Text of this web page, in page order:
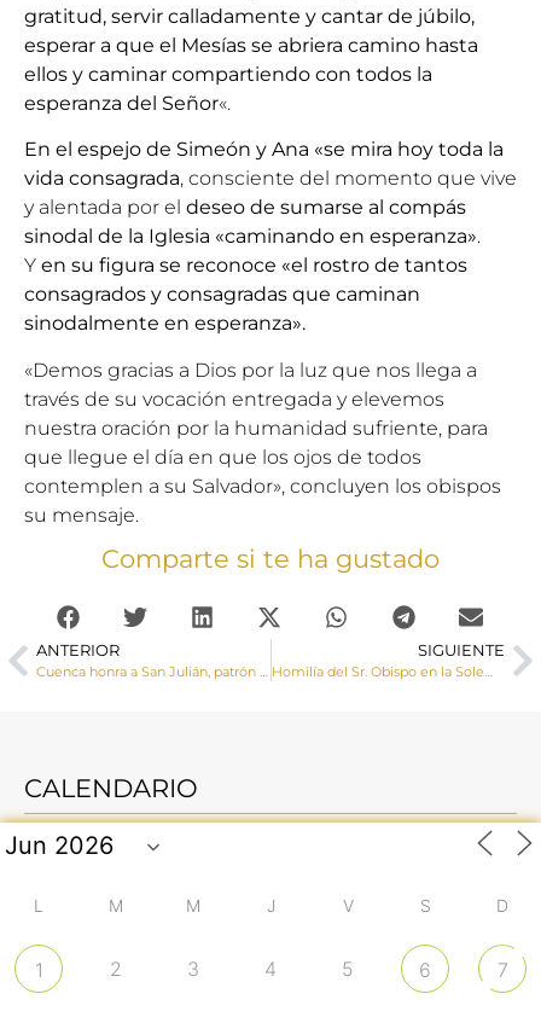
gratitud, servir calladamente y cantar de júbilo,
esperar a que el Mesías se abriera camino hasta
ellos y caminar compartiendo con todos la
esperanza del Señor«.
En el espejo de Simeón y Ana «se mira hoy toda la
vida consagrada, consciente del momento que vive
y alentada por el deseo de sumarse al compás
sinodal de la Iglesia «caminando en esperanza».
Y en su figura se reconoce «el rostro de tantos
consagrados y consagradas que caminan
sinodalmente en esperanza».
«Demos gracias a Dios por la luz que nos llega a
través de su vocación entregada y elevemos
nuestra oración por la humanidad sufriente, para
que llegue el día en que los ojos de todos
contemplen a su Salvador», concluyen los obispos
su mensaje.
Comparte si te ha gustado
ANTERIOR
Cuenca honra a San Julián, patrón de la Diócesis y de la ciudad de Cuenca
SIGUIENTE
Homilía del Sr. Obispo en la Solemnidad de San Julián, Patrono de Cuenca
CALENDARIO
L M M J V S D
1 2 3 4 5 6 7